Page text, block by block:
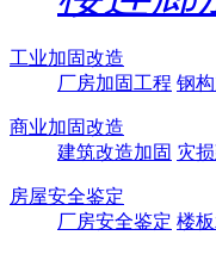
工业加固改造
厂房加固工程 钢
商业加固改造
建筑改造加固 灾
房屋安全鉴定
厂房安全鉴定 楼